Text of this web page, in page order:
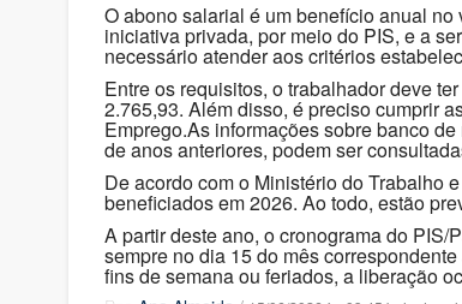
O abono salarial é um benefício anual
iniciativa privada, por meio do PIS, e a
necessário atender aos critérios
Entre os requisitos, o trabalhador deve
2.765,93. Além disso, é preciso cumprir
Emprego.As informações sobre banco
de anos anteriores, podem ser
De acordo com o Ministério do Trabalho
beneficiados em 2026. Ao todo, estão
A partir deste ano, o cronograma do
sempre no dia 15 do mês
fins de semana ou feriados, a liberação